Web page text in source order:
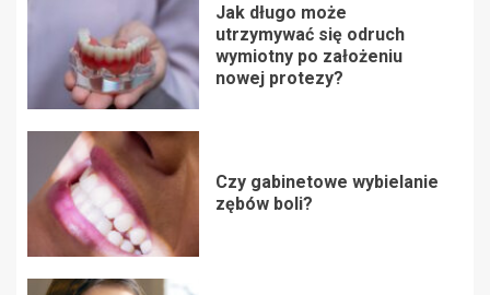
Jak długo może
utrzymywać się odruch
wymiotny po założeniu
nowej protezy?
Czy gabinetowe wybielanie
zębów boli?